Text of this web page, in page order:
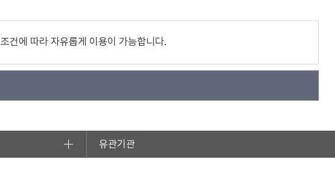
조건에 따라 자유롭게 이용이 가능합니다.
유관기관